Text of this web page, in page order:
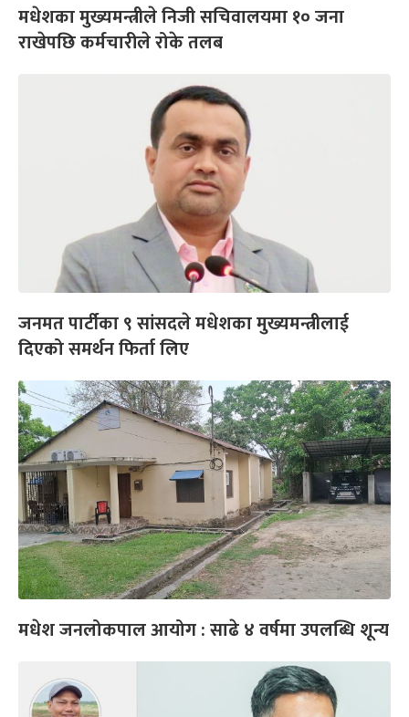
मधेशका मुख्यमन्त्रीले निजी सचिवालयमा १० जना
राखेपछि कर्मचारीले रोके तलब
जनमत पार्टीका ९ सांसदले मधेशका मुख्यमन्त्रीलाई
दिएको समर्थन फिर्ता लिए
मधेश जनलोकपाल आयोग : साढे ४ वर्षमा उपलब्धि शून्य